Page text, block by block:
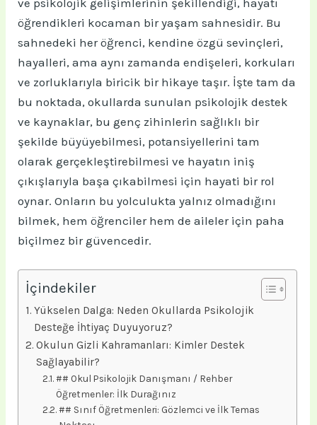
öğrendikleri kocaman bir yaşam sahnesidir. Bu
sahnedeki her öğrenci, kendine özgü sevinçleri,
hayalleri, ama aynı zamanda endişeleri, korkuları
ve zorluklarıyla biricik bir hikaye taşır. İşte tam da
bu noktada, okullarda sunulan psikolojik destek
ve kaynaklar, bu genç zihinlerin sağlıklı bir
şekilde büyüyebilmesi, potansiyellerini tam
olarak gerçekleştirebilmesi ve hayatın iniş
çıkışlarıyla başa çıkabilmesi için hayati bir rol
oynar. Onların bu yolculukta yalnız olmadığını
bilmek, hem öğrenciler hem de aileler için paha
biçilmez bir güvencedir.
İçindekiler
Yükselen Dalga: Neden Okullarda Psikolojik
Desteğe İhtiyaç Duyuyoruz?
Okulun Gizli Kahramanları: Kimler Destek
Sağlayabilir?
## Okul Psikolojik Danışmanı / Rehber
Öğretmenler: İlk Durağınız
## Sınıf Öğretmenleri: Gözlemci ve İlk Temas